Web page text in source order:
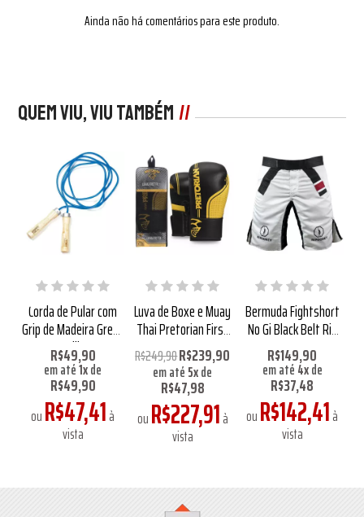
Ainda não há comentários para este produto.
Quem viu, viu também
Corda de Pular com
Grip de Madeira Green
Hill
R$49,90
em até1xde
R$49,90
ouR$47,41à
vista
Luva de Boxe e Muay
Thai Pretorian First
FX1 Preto
R$249,90R$239,90
em até5xde
R$47,98
ouR$227,91à
vista
Bermuda Fightshort
No Gi Black Belt Rip
Dorey
R$149,90
em até4xde
R$37,48
ouR$142,41à
vista